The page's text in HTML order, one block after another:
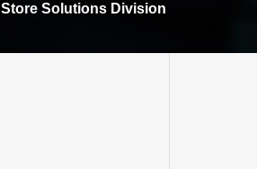
Store Solutions Division